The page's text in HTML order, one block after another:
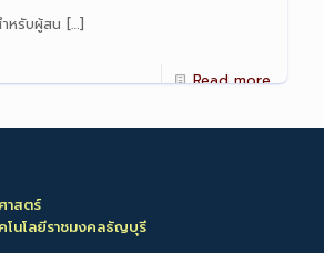
หรับผู้สน […]
Read more
าสตร์
โนโลยีราชมงคลธัญบุรี